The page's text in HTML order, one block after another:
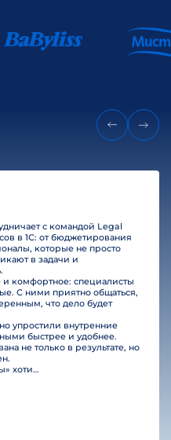
с командой Legal
в 1С: от бюджетирования
которые не просто
в задачи и
комфортное: специалисты
С ними приятно общаться,
что дело будет
упростили внутренние
быстрее и удобнее.
не только в результате, но
От всей команды «Агропромшины» хотим поблагодарить специалистов Legal Bridge за отличную работу и человеческое отношение.…